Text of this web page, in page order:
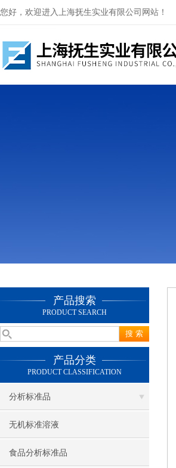
您好，欢迎进入上海抚生实业有限公司网站！
产品搜索
PRODUCT SEARCH
产品分类
PRODUCT CLASSIFICATION
分析标准品
无机标准溶液
食品分析标准品